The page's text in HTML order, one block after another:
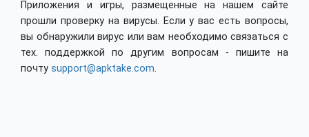
Приложения и игры, размещенные на нашем сайте
прошли проверку на вирусы. Если у вас есть вопросы,
вы обнаружили вирус или вам необходимо связаться с
тех. поддержкой по другим вопросам - пишите на
почту support@apktake.com.